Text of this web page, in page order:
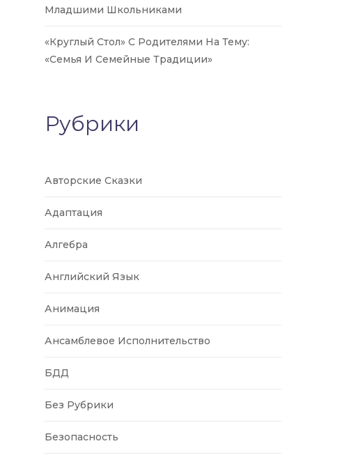
Младшими Школьниками
«Круглый Стол» С Родителями На Тему:
«Семья И Семейные Традиции»
Рубрики
Авторские Сказки
Адаптация
Алгебра
Английский Язык
Анимация
Ансамблевое Исполнительство
БДД
Без Рубрики
Безопасность